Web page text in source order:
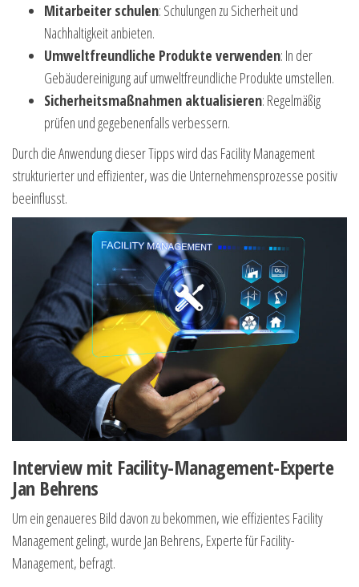
Mitarbeiter schulen: Schulungen zu Sicherheit und
Nachhaltigkeit anbieten.
Umweltfreundliche Produkte verwenden: In der
Gebäudereinigung auf umweltfreundliche Produkte umstellen.
Sicherheitsmaßnahmen aktualisieren: Regelmäßig
prüfen und gegebenenfalls verbessern.
Durch die Anwendung dieser Tipps wird das Facility Management
strukturierter und effizienter, was die Unternehmensprozesse positiv
beeinflusst.
Interview mit Facility-Management-Experte
Jan Behrens
Um ein genaueres Bild davon zu bekommen, wie effizientes Facility
Management gelingt, wurde Jan Behrens, Experte für Facility-
Management, befragt.